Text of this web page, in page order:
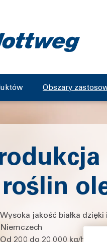
Obszary
Wysoka jakość białka
Niemczech
Od 200 do 20 000 kg/h: